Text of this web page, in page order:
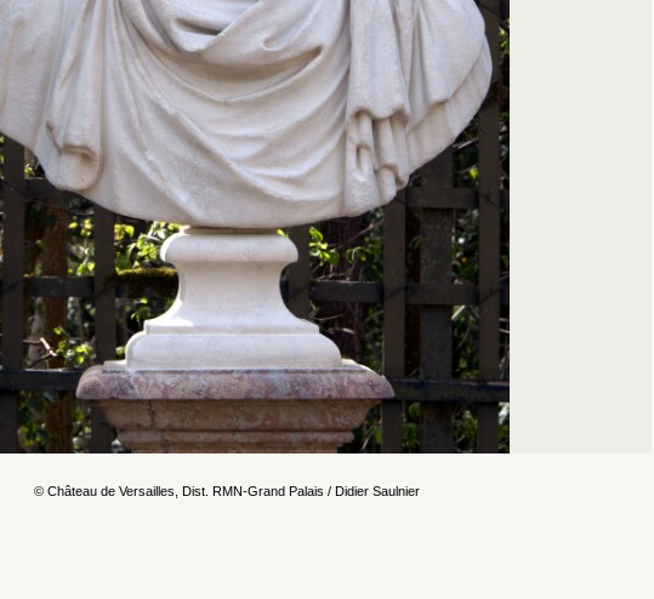
© Château de Versailles, Dist. RMN-Grand Palais / Didier Saulnier